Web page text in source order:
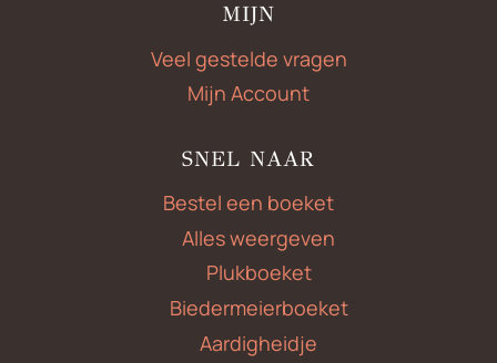
MIJN
Veel gestelde vragen
Mijn Account
SNEL NAAR
Bestel een boeket
Alles weergeven
Plukboeket
Biedermeierboeket
Aardigheidje